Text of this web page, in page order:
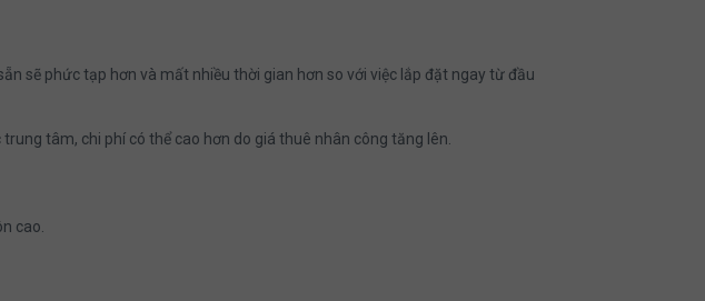
sẽ phức tạp hơn và mất nhiều thời gian hơn so với việc lắp đặt ngay từ đầu
tâm, chi phí có thể cao hơn do giá thuê nhân công tăng lên.
cao.